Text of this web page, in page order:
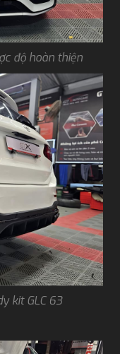
độ hoàn thiện
kit GLC 63